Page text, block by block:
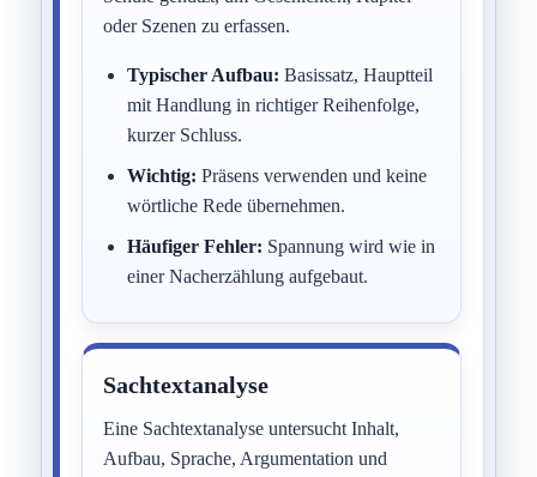
oder Szenen zu erfassen.
Typischer Aufbau: Basissatz, Hauptteil
mit Handlung in richtiger Reihenfolge,
kurzer Schluss.
Wichtig: Präsens verwenden und keine
wörtliche Rede übernehmen.
Häufiger Fehler: Spannung wird wie in
einer Nacherzählung aufgebaut.
Sachtextanalyse
Eine Sachtextanalyse untersucht Inhalt,
Aufbau, Sprache, Argumentation und